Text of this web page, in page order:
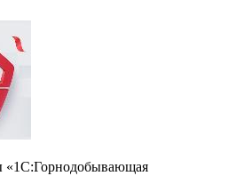
«1С:Горнодобывающая